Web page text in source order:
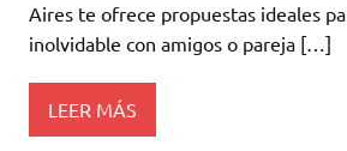
Aires te ofrece propuestas ideales
inolvidable con amigos o pareja […]
LEER MÁS